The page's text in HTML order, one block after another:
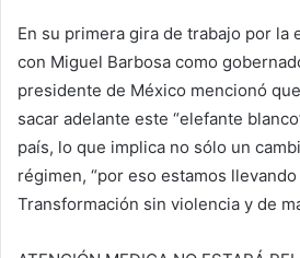
En su primera gira de trabajo por la
con Miguel Barbosa como
presidente de México mencionó
sacar adelante este “elefante
país, lo que implica no sólo un
régimen, “por eso estamos
Transformación sin violencia y de